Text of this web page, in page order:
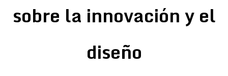
sobre la innovación y el
diseño